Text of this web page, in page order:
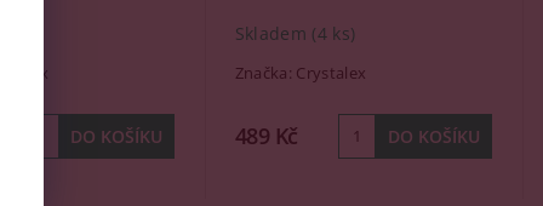
Skladem (4 ks)
Značka: Crystalex
489 Kč